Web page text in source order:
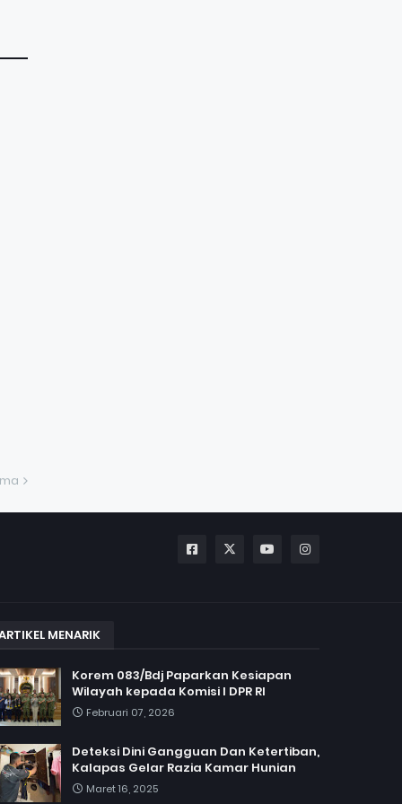
MENARIK
Korem 083/Bdj Paparkan Kesiapan
Wilayah kepada Komisi I DPR RI
Februari 07, 2026
Deteksi Dini Gangguan Dan Ketertiban,
Kalapas Gelar Razia Kamar Hunian
Maret 16, 2025